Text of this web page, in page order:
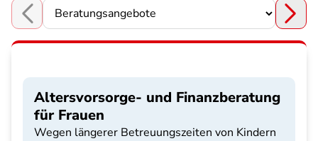
Choose a section
Altersvorsorge- und Finanzberatung
für Frauen
Wegen längerer Betreuungszeiten von Kindern